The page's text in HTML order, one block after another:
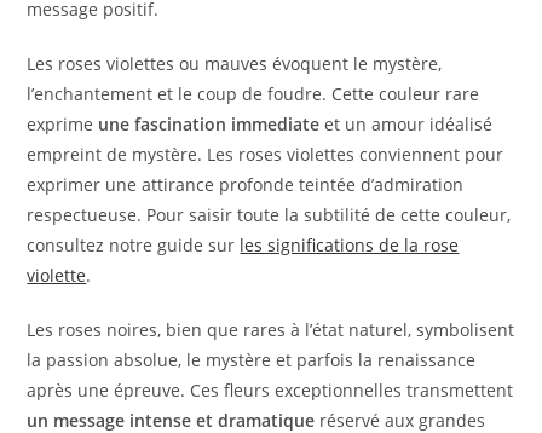
message positif.
Les roses violettes ou mauves évoquent le mystère,
l’enchantement et le coup de foudre. Cette couleur rare
exprime une fascination immediate et un amour idéalisé
empreint de mystère. Les roses violettes conviennent pour
exprimer une attirance profonde teintée d’admiration
respectueuse. Pour saisir toute la subtilité de cette couleur,
consultez notre guide sur les significations de la rose
violette.
Les roses noires, bien que rares à l’état naturel, symbolisent
la passion absolue, le mystère et parfois la renaissance
après une épreuve. Ces fleurs exceptionnelles transmettent
un message intense et dramatique réservé aux grandes